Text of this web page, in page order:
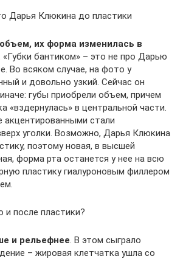
Дарья Клюкина до пластики
их форма изменилась в
«Губки бантиком» – это не про Дарью
Во всяком случае, на фото у
и довольно узкий. Сейчас он
губы приобрели объем, причем
«вздернулась» в центральной части.
акцентированными стали
уголки. Возможно, Дарья Клюкина
поэтому новая, в высшей
форма рта останется у нее на всю
пластику гиалуроновым филлером
после пластики?
и рельефнее . В этом сыграло
– жировая клетчатка ушла со